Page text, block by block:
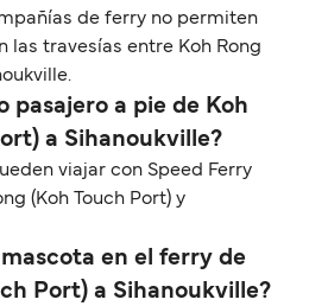
de ferry no permiten
las travesías entre Koh Rong
pasajero a pie de Koh
a Sihanoukville?
viajar con Speed Ferry
(Koh Touch Port) y
en el ferry de
Port) a Sihanoukville?